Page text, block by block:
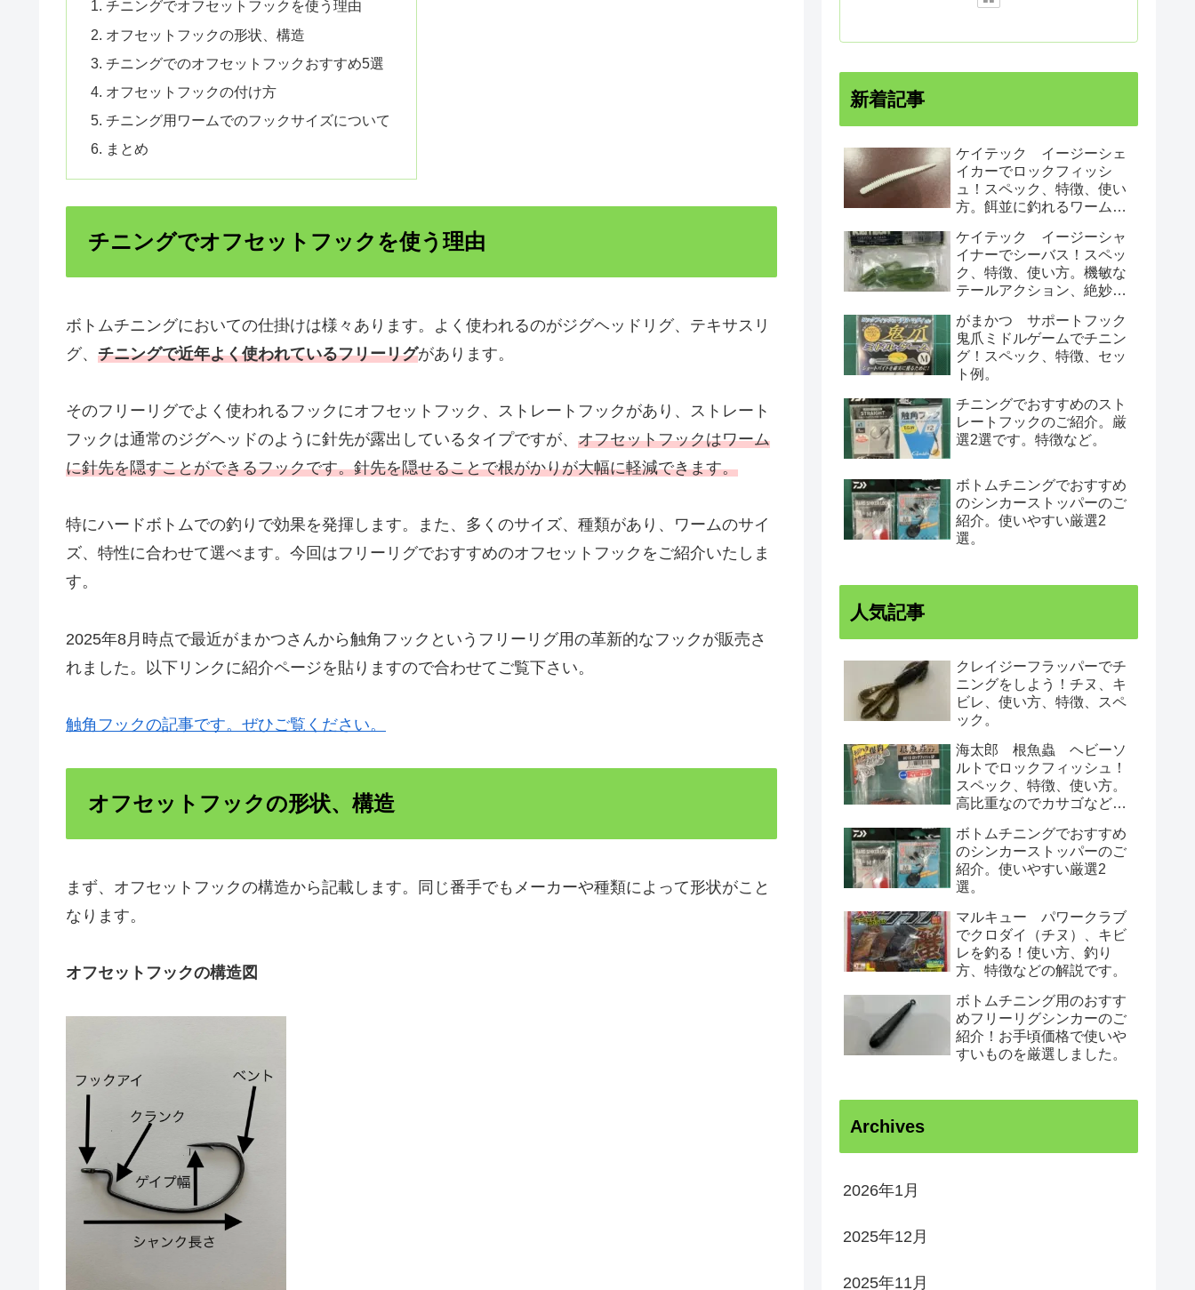
チニングでオフセットフックを使う理由
オフセットフックの形状、構造
チニングでのオフセットフックおすすめ5選
オフセットフックの付け方
チニング用ワームでのフックサイズについて
まとめ
チニングでオフセットフックを使う理由
ボトムチニングにおいての仕掛けは様々あります。よく使われるのがジグヘッドリグ、テキサスリ
グ、 チニングで近年よく使われているフリーリグがあります。
そのフリーリグでよく使われるフックにオフセットフック、ストレートフックがあり、ストレート
フックは通常のジグヘッドのように針先が露出しているタイプですが、 オフセットフックはワーム
に針先を隠すことができるフックです。針先を隠せることで根がかりが大幅に軽減できます。
特にハードボトムでの釣りで効果を発揮します。また、多くのサイズ、種類があり、ワームのサイ
ズ、特性に合わせて選べます。今回はフリーリグでおすすめのオフセットフックをご紹介いたしま
す。
2025年8月時点で最近がまかつさんから触角フックというフリーリグ用の革新的なフックが販売さ
れました。以下リンクに紹介ページを貼りますので合わせてご覧下さい。
触角フックの記事です。ぜひご覧ください。
オフセットフックの形状、構造
まず、オフセットフックの構造から記載します。同じ番手でもメーカーや種類によって形状がこと
なります。
オフセットフックの構造図
新着記事
ケイテック イージーシェ
イカーでロックフィッシ
ュ！スペック、特徴、使い
方。餌並に釣れるワームで
ケイテック イージーシャ
イナーでシーバス！スペッ
ク、特徴、使い方。機敏な
テールアクション、絶妙な
ルする！
がまかつ サポートフック
鬼爪ミドルゲームでチニン
グ！スペック、特徴、セッ
ト例。
チニングでおすすめのスト
レートフックのご紹介。厳
選2選です。特徴など。
ボトムチニングでおすすめ
のシンカーストッパーのご
紹介。使いやすい厳選2
選。
人気記事
クレイジーフラッパーでチ
ニングをしよう！チヌ、キ
ビレ、使い方、特徴、スペ
ック。
海太郎 根魚蟲 ヘビーソ
ルトでロックフィッシュ！
スペック、特徴、使い方。
高比重なのでカサゴなど根
根がかりしにくいです。
ボトムチニングでおすすめ
のシンカーストッパーのご
紹介。使いやすい厳選2
選。
マルキュー パワークラブ
でクロダイ（チヌ）、キビ
レを釣る！使い方、釣り
方、特徴などの解説です。
ボトムチニング用のおすす
めフリーリグシンカーのご
紹介！お手頃価格で使いや
すいものを厳選しました。
Archives
2026年1月
2025年12月
2025年11月